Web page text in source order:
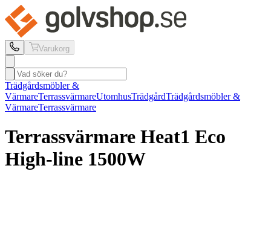
Varukorg
Trädgårdsmöbler &
VärmareTerrassvärmareUtomhusTrädgårdTrädgårdsmöbler &
VärmareTerrassvärmare
Terrassvärmare Heat1 Eco
High-line 1500W